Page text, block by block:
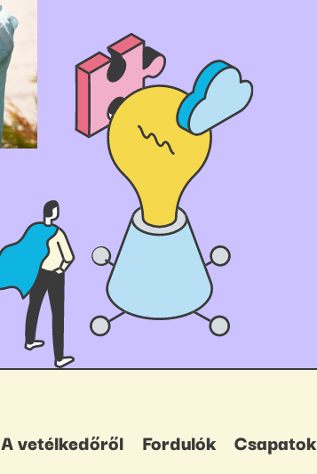
A vetélkedőről Fordulók Csapatok